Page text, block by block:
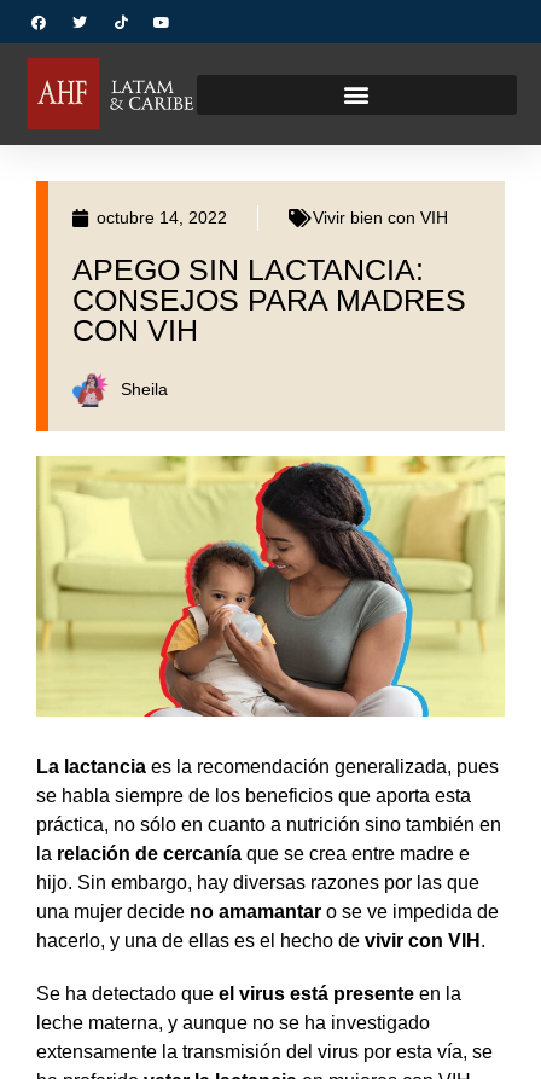
octubre 14, 2022 Vivir bien con VIH
APEGO SIN LACTANCIA:
CONSEJOS PARA MADRES
CON VIH
Sheila
La lactancia es la recomendación generalizada, pues
se habla siempre de los beneficios que aporta esta
práctica, no sólo en cuanto a nutrición sino también en
la relación de cercanía que se crea entre madre e
hijo. Sin embargo, hay diversas razones por las que
una mujer decide no amamantar o se ve impedida de
hacerlo, y una de ellas es el hecho de vivir con VIH .
Se ha detectado que el virus está presente en la
leche materna, y aunque no se ha investigado
extensamente la transmisión del virus por esta vía, se